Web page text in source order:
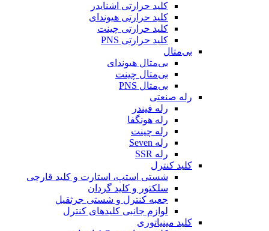
کلید حرارتی اشنایدر
کلید حرارتی هیوندای
کلید حرارتی چینت
کلید حرارتی PNS
بی‌متال
بی‌متال هیوندای
بی‌متال چینت
بی‌متال PNS
رله صنعتی
رله فیندر
رله هونگفا
رله چینت
رله Seven
رله SSR
کلید کنترل
شستی استپ، استارت و کلید قارچی
سلکتور و کلید گردان
جعبه کنترل و شستی جرثقیل
لوازم جانبی کلیدهای کنترل
کلید مینیاتوری